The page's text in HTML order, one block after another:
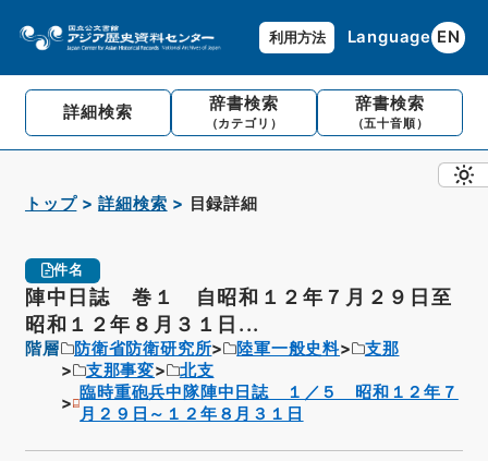
利用方法 Language EN
詳細検索 辞書検索
（カテゴリ）
辞書検索
（五十音順）
トップ 詳細検索 目録詳細
件名
陣中日誌 巻１ 自昭和１２年７月２９日至
昭和１２年８月３１日...
階層 防衛省防衛研究所 陸軍一般史料
支那
支那事変
北支
臨時重砲兵中隊陣中日誌 １／５ 昭和１２年７
月２９日～１２年８月３１日